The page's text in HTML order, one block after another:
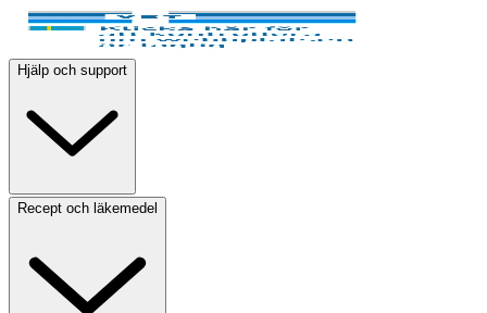
Hjälp och support
Recept och läkemedel